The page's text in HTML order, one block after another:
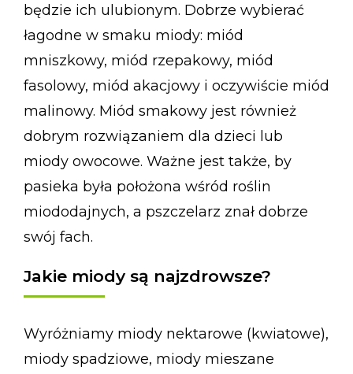
będzie ich ulubionym. Dobrze wybierać
łagodne w smaku miody: miód
mniszkowy, miód rzepakowy, miód
fasolowy, miód akacjowy i oczywiście miód
malinowy. Miód smakowy jest również
dobrym rozwiązaniem dla dzieci lub
miody owocowe. Ważne jest także, by
pasieka była położona wśród roślin
miododajnych, a pszczelarz znał dobrze
swój fach.
Jakie miody są najzdrowsze?
Wyróżniamy miody nektarowe (kwiatowe),
miody spadziowe, miody mieszane